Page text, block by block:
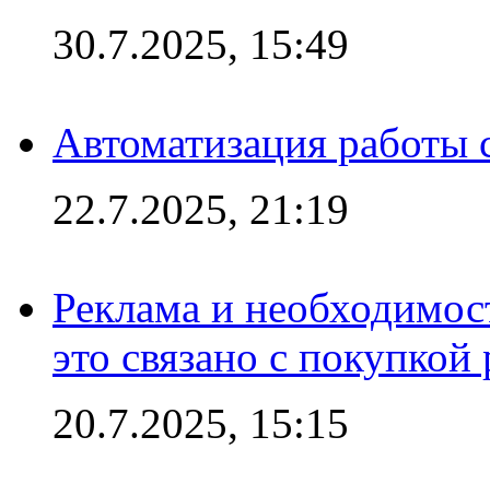
30.7.2025, 15:49
Автоматизация работы
22.7.2025, 21:19
Реклама и
это связано с покупкой
20.7.2025, 15:15